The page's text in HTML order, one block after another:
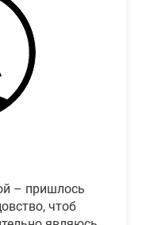
– пришлось
чтоб